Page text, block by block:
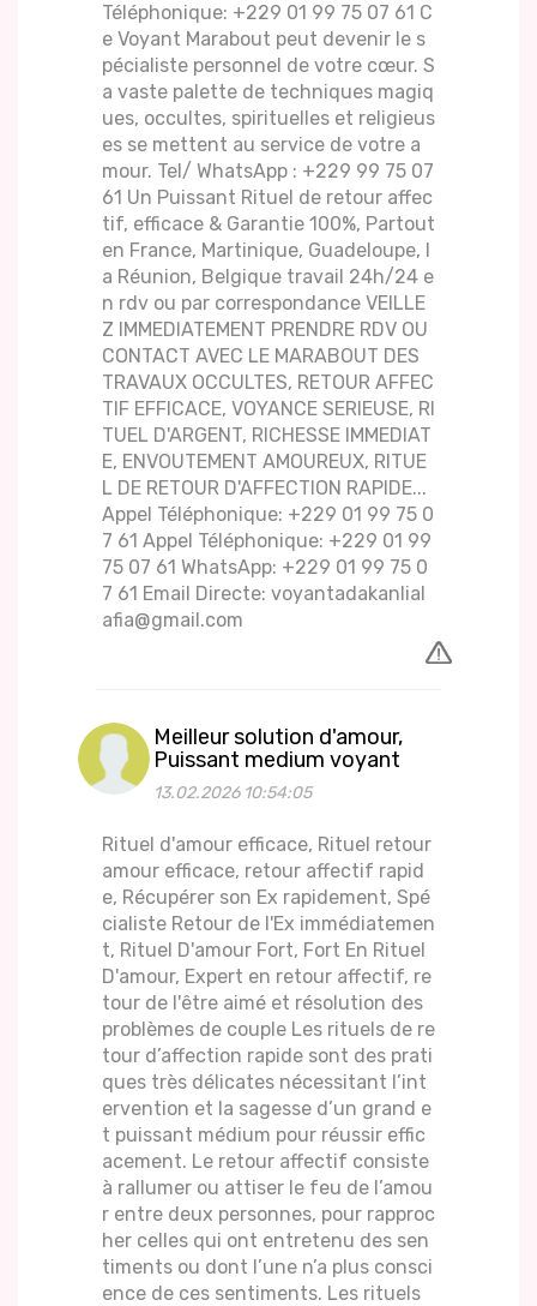
Téléphonique: +229 01 99 75 07 61 C
e Voyant Marabout peut devenir le s
pécialiste personnel de votre cœur. S
a vaste palette de techniques magiq
ues, occultes, spirituelles et religieus
es se mettent au service de votre a
mour. Tel/ WhatsApp : +229 99 75 07
61 Un Puissant Rituel de retour affec
tif, efficace & Garantie 100%, Partout
en France, Martinique, Guadeloupe, l
a Réunion, Belgique travail 24h/24 e
n rdv ou par correspondance VEILLE
Z IMMEDIATEMENT PRENDRE RDV OU
CONTACT AVEC LE MARABOUT DES
TRAVAUX OCCULTES, RETOUR AFFEC
TIF EFFICACE, VOYANCE SERIEUSE, RI
TUEL D'ARGENT, RICHESSE IMMEDIAT
E, ENVOUTEMENT AMOUREUX, RITUE
L DE RETOUR D'AFFECTION RAPIDE...
Appel Téléphonique: +229 01 99 75 0
7 61 Appel Téléphonique: +229 01 99
75 07 61 WhatsApp: +229 01 99 75 0
7 61 Email Directe: voyantadakanlial
afia@gmail.com
Meilleur solution d'amour,
Puissant medium voyant
13.02.2026 10:54:05
Rituel d'amour efficace, Rituel retour
amour efficace, retour affectif rapid
e, Récupérer son Ex rapidement, Spé
cialiste Retour de l'Ex immédiatemen
t, Rituel D'amour Fort, Fort En Rituel
D'amour, Expert en retour affectif, re
tour de l'être aimé et résolution des
problèmes de couple Les rituels de re
tour d’affection rapide sont des prati
ques très délicates nécessitant l’int
ervention et la sagesse d’un grand e
t puissant médium pour réussir effic
acement. Le retour affectif consiste
à rallumer ou attiser le feu de l’amou
r entre deux personnes, pour rapproc
her celles qui ont entretenu des sen
timents ou dont l’une n’a plus consci
ence de ces sentiments. Les rituels